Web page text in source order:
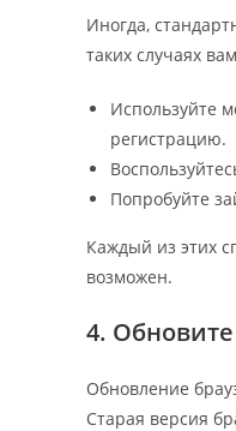
Иногда,
таких случаях
Используйте
регистрацию.
Попробуйте
Каждый из этих
возможен.
4.
Обновление
Старая версия